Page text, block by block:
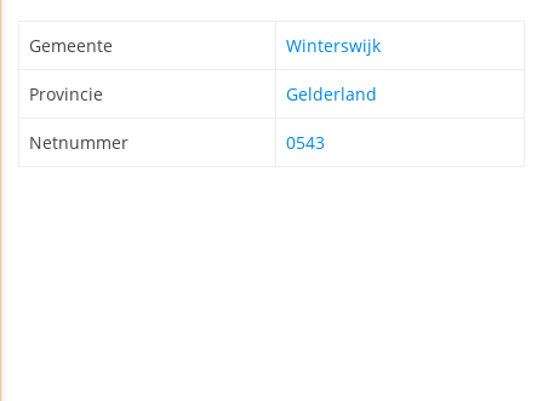
Gemeente Winterswijk
Provincie Gelderland
Netnummer 0543